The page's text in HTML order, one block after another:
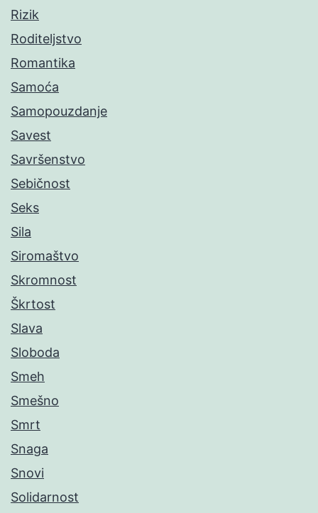
Rizik
Roditeljstvo
Romantika
Samoća
Samopouzdanje
Savest
Savršenstvo
Sebičnost
Seks
Sila
Siromaštvo
Skromnost
Škrtost
Slava
Sloboda
Smeh
Smešno
Smrt
Snaga
Snovi
Solidarnost